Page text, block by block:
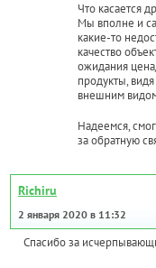
Что касается
Мы вполне и
какие-то
качество
ожидания
продукты,
внешним
Надеемся,
за обратную
Richiru
2 января 2020 в 11:32
Спасибо за